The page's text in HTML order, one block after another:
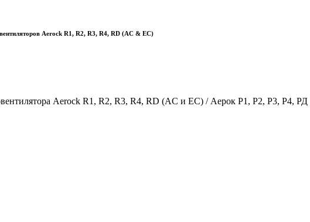
Aerock R1, R2, R3, R4, RD (AC & EC)
Aerock R1, R2, R3, R4, RD (AC и EC) / Аерок Р1, Р2, Р3, Р4,